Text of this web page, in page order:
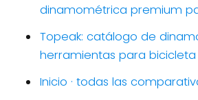
dinamométrica premium
Topeak: catálogo de
herramientas para bicicleta
Inicio · todas las